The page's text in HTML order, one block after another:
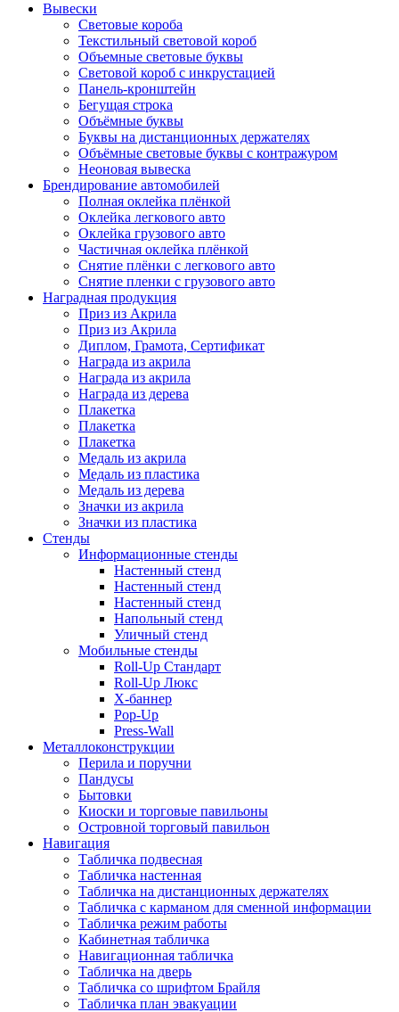
Вывески
Световые короба
Текстильный световой короб
Объемные световые буквы
Световой короб с инкрустацией
Панель-кронштейн
Бегущая строка
Объёмные буквы
Буквы на дистанционных держателях
Объёмные световые буквы с контражуром
Неоновая вывеска
Брендирование автомобилей
Полная оклейка плёнкой
Оклейка легкового авто
Оклейка грузового авто
Частичная оклейка плёнкой
Снятие плёнки с легкового авто
Снятие пленки с грузового авто
Наградная продукция
Приз из Акрила
Приз из Акрила
Диплом, Грамота, Сертификат
Награда из акрила
Награда из акрила
Награда из дерева
Плакетка
Плакетка
Плакетка
Медаль из акрила
Медаль из пластика
Медаль из дерева
Значки из акрила
Значки из пластика
Cтенды
Информационные стенды
Настенный стенд
Настенный стенд
Настенный стенд
Напольный стенд
Уличный стенд
Мобильные стенды
Roll-Up Стандарт
Roll-Up Люкс
X-баннер
Pop-Up
Press-Wall
Металлоконструкции
Перила и поручни
Пандусы
Бытовки
Киоски и торговые павильоны
Островной торговый павильон
Навигация
Табличка подвесная
Табличка настенная
Табличка на дистанционных держателях
Табличка с карманом для сменной информации
Табличка режим работы
Кабинетная табличка
Навигационная табличка
Табличка на дверь
Табличка со шрифтом Брайля
Табличка план эвакуации